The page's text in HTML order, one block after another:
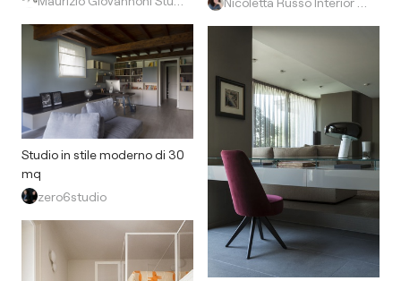
Studio in stile moderno di 30
mq
zero6studio